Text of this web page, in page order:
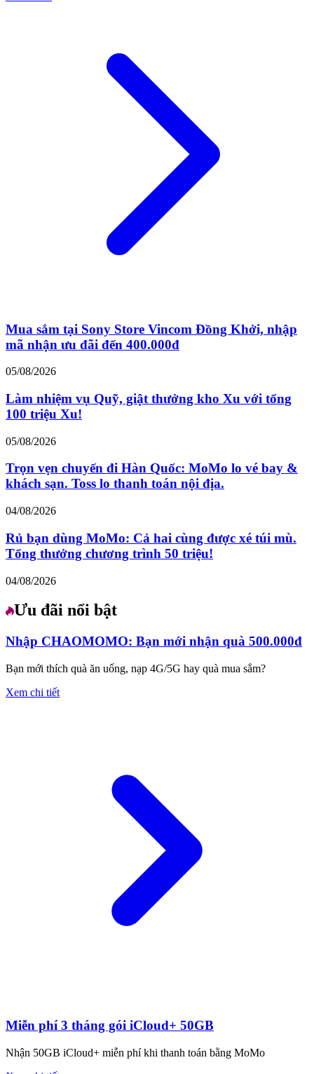
Mua sắm tại Sony Store Vincom Đồng Khởi, nhập
mã nhận ưu đãi đến 400.000đ
05/08/2026
Làm nhiệm vụ Quỹ, giật thưởng kho Xu với tổng
100 triệu Xu!
05/08/2026
Trọn vẹn chuyến đi Hàn Quốc: MoMo lo vé bay &
khách sạn. Toss lo thanh toán nội địa.
04/08/2026
Rủ bạn dùng MoMo: Cả hai cùng được xé túi mù.
Tổng thưởng chương trình 50 triệu!
04/08/2026
Ưu đãi nổi bật
Nhập CHAOMOMO: Bạn mới nhận quà 500.000đ
Bạn mới thích quà ăn uống, nạp 4G/5G hay quà mua sắm?
Xem chi tiết
Miễn phí 3 tháng gói iCloud+ 50GB
Nhận 50GB iCloud+ miễn phí khi thanh toán bằng MoMo